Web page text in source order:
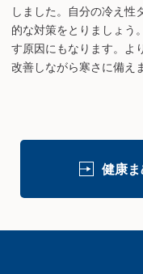
しました。自分の冷え性
的な対策をとりましょう
す原因にもなります。よ
改善しながら寒さに備え
健康